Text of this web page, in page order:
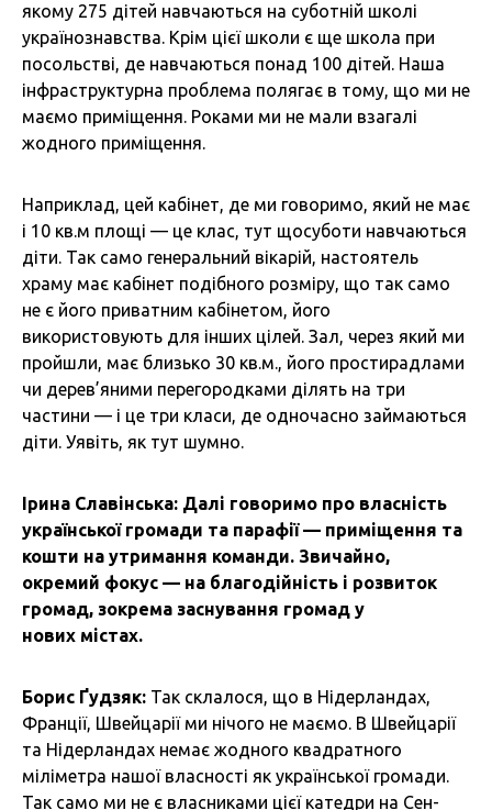
якому 275 дітей навчаються на суботній школі
українознавства. Крім цієї школи є ще школа при
посольстві, де навчаються понад 100 дітей. Наша
інфраструктурна проблема полягає в тому, що ми не
маємо приміщення. Роками ми не мали взагалі
жодного приміщення.
Наприклад, цей кабінет, де ми говоримо, який не має
і 10 кв.м площі — це клас, тут щосуботи навчаються
діти. Так само генеральний вікарій, настоятель
храму має кабінет подібного розміру, що так само
не є його приватним кабінетом, його
використовують для інших цілей. Зал, через який ми
пройшли, має близько 30 кв.м., його простирадлами
чи дерев’яними перегородками ділять на три
частини — і це три класи, де одночасно займаються
діти. Уявіть, як тут шумно.
Ірина Славінська: Далі говоримо про власність
української громади та парафії — приміщення та
кошти на утримання команди. Звичайно,
окремий фокус — на благодійність і розвиток
громад, зокрема заснування громад у
нових містах.
Борис Ґудзяк: Так склалося, що в Нідерландах,
Франції, Швейцарії ми нічого не маємо. В Швейцарії
та Нідерландах немає жодного квадратного
міліметра нашої власності як української громади.
Так само ми не є власниками цієї катедри на Сен-